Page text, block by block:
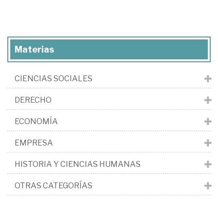
Materias
CIENCIAS SOCIALES
DERECHO
ECONOMÍA
EMPRESA
HISTORIA Y CIENCIAS HUMANAS
OTRAS CATEGORÍAS